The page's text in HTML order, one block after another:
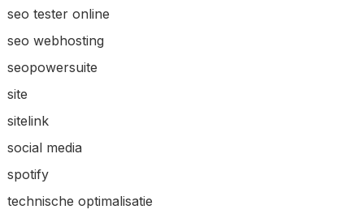
seo tester online
seo webhosting
seopowersuite
site
sitelink
social media
spotify
technische optimalisatie